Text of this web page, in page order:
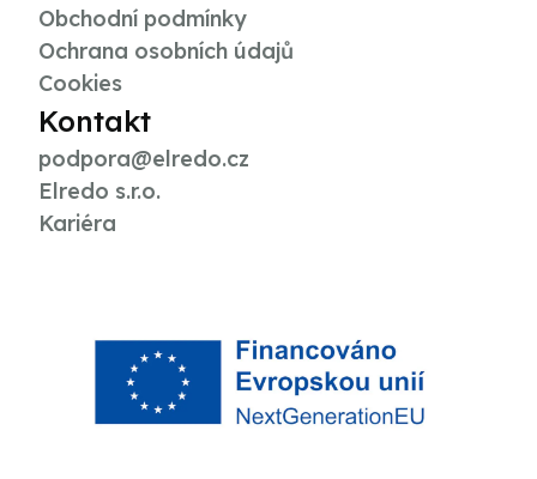
Obchodní podmínky
Ochrana osobních údajů
Cookies
Kontakt
podpora@elredo.cz
Elredo s.r.o.
Kariéra